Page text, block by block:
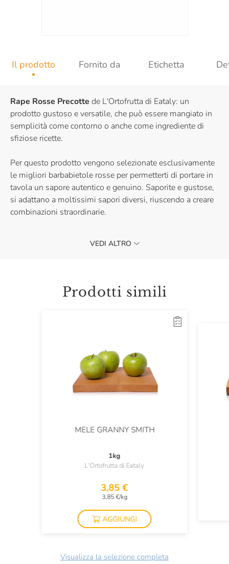
Il prodotto Fornito da Etichetta
Rape Rosse Precotte de L'Ortofrutta di Eataly: un
prodotto gustoso e versatile, che può essere mangiato in
semplicità come contorno o anche come ingrediente di
sfiziose ricette.
Per questo prodotto vengono selezionate esclusivamente
le migliori barbabietole rosse per permetterti di portare in
tavola un sapore autentico e genuino. Saporite e gustose,
si adattano a moltissimi sapori diversi, riuscendo a creare
combinazioni straordinarie.
limone o aceto balsamico.VEDI ALTRO
Prodotti simili
MELE GRANNY SMITH
1kg
L'Ortofrutta di Eataly
3,85 €
3,85 €/kg
AGGIUNGI
Visualizza la selezione completa